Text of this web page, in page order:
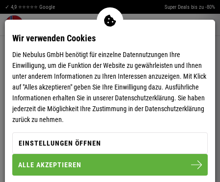
✓ 4,9 ⭐⭐⭐⭐⭐ Google Super Deals bis zu -80%
Warenkorb aufklappen
THERMOUNTERWÄSCHE SET THERMY DAMEN
Wir verwenden Cookies
Die Nebulus GmbH benötigt für einzelne Datennutzungen Ihre
Einwilligung, um die Funktion der Website zu gewährleisten und Ihnen
unter anderem Informationen zu Ihren Interessen anzuzeigen. Mit Klick
auf "Alles akzeptieren" geben Sie Ihre Einwilligung dazu. Ausführliche
Informationen erhalten Sie in unserer Datenschutzerklärung. Sie haben
jederzeit die Möglichkeit Ihre Zustimmung in der Datenschutzerklärung
zurück zu nehmen.
EINSTELLUNGEN ÖFFNEN
ALLE AKZEPTIEREN